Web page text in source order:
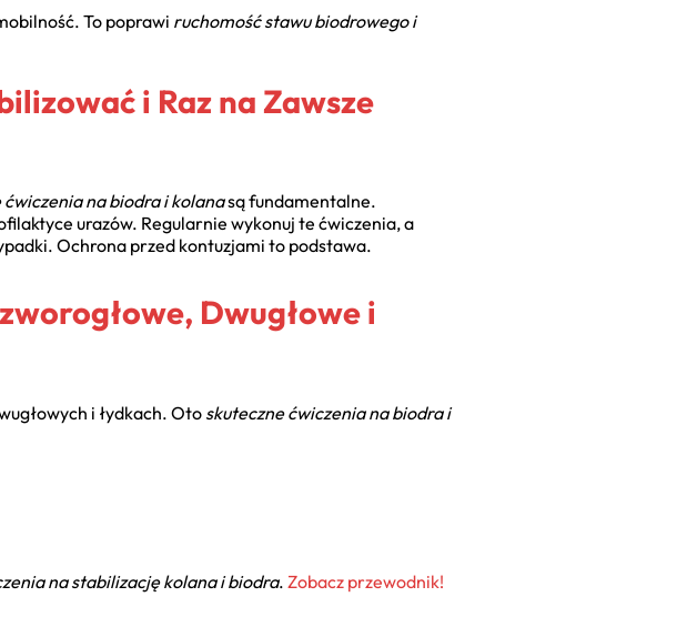
To poprawi ruchomość stawu biodrowego i
i Raz na Zawsze
ćwiczenia na biodra i kolanasą fundamentalne.
urazów. Regularnie wykonuj te ćwiczenia, a
Ochrona przed kontuzjami to podstawa.
Dwugłowe i
i łydkach. Oto skuteczne ćwiczenia na biodra i
na stabilizację kolana i biodra. Zobacz przewodnik!